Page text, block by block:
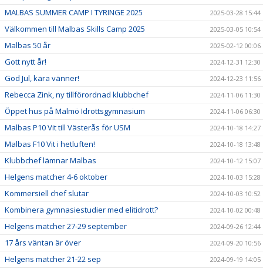
MALBAS SUMMER CAMP I TYRINGE 2025 2025-03-28 15:44
Välkommen till Malbas Skills Camp 2025 2025-03-05 10:54
Malbas 50 år 2025-02-12 00:06
Gott nytt år! 2024-12-31 12:30
God Jul, kära vänner! 2024-12-23 11:56
Rebecca Zink, ny tillförordnad klubbchef 2024-11-06 11:30
Öppet hus på Malmö Idrottsgymnasium 2024-11-06 06:30
Malbas P10 Vit till Västerås för USM 2024-10-18 14:27
Malbas F10 Vit i hetluften! 2024-10-18 13:48
Klubbchef lämnar Malbas 2024-10-12 15:07
Helgens matcher 4-6 oktober 2024-10-03 15:28
Kommersiell chef slutar 2024-10-03 10:52
Kombinera gymnasiestudier med elitidrott? 2024-10-02 00:48
Helgens matcher 27-29 september 2024-09-26 12:44
17 års väntan är över 2024-09-20 10:56
Helgens matcher 21-22 sep 2024-09-19 14:05